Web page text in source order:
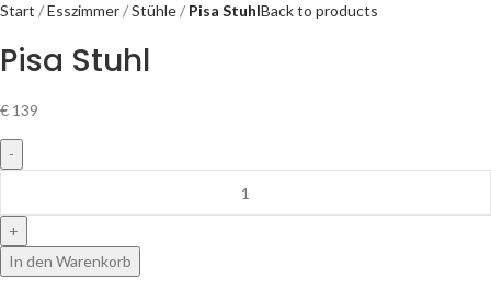
Start Esszimmer Stühle Pisa StuhlBack to products
Pisa Stuhl
€ 139
In den Warenkorb